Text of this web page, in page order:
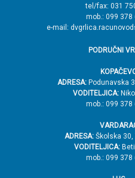
tel/fax: 031
mob.: 099 378
e-mail:
PODRUČNI
ADRESA: Podunavska
VODITELJICA:
mob.: 099 378
ADRESA:Školska 30,
VODITELJICA:
mob.: 099 378